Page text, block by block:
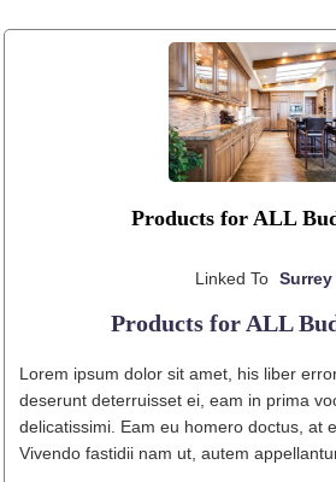
Products for ALL
Linked To Surrey
Products for ALL
Lorem ipsum dolor sit amet, his liber
deserunt deterruisset ei, eam in prima
delicatissimi. Eam eu homero doctus, at
Vivendo fastidii nam ut, autem